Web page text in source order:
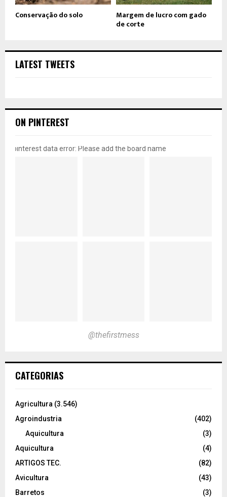
Conservação do solo Margem de lucro com gado
de corte
LATEST TWEETS
ON PINTEREST
pinterest data error: Please add the board name
@thefirstmess
CATEGORIAS
Agricultura (3.546)
Agroindustria
(402)
Aquicultura
(3)
Aquicultura
(4)
ARTIGOS TEC.
(82)
Avicultura
(43)
Barretos
(3)